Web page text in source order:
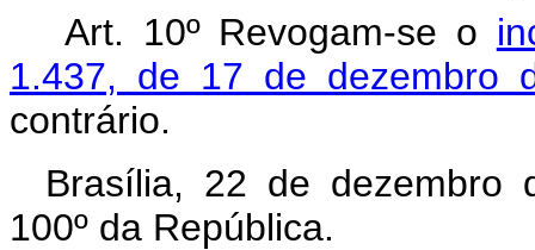
Art. 10º Revogam-se o
1.437, de 17 de dezembro
contrário.
Brasília, 22 de dezembro
100º da República.